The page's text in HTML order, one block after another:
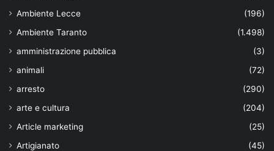
Ambiente Lecce
(196)
Ambiente Taranto
(1.498)
amministrazione pubblica
(3)
animali
(72)
arresto
(290)
arte e cultura
(204)
Article marketing
(25)
Artigianato
(45)